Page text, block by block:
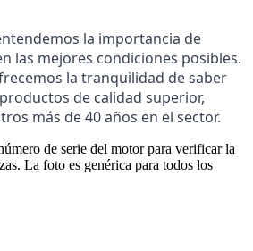
la importancia de
las mejores condiciones posibles.
la tranquilidad de saber
de calidad superior,
más de 40 años en el sector.
de serie del motor para verificar la
La foto es genérica para todos los